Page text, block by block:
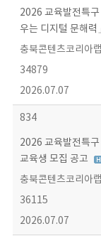
2026 교육발전특
우는 디지털 문해력
충북콘텐츠코리아랩
34879
2026.07.07
834
2026 교육발전특구
교육생 모집 공고
충북콘텐츠코리아랩
36115
2026.07.07